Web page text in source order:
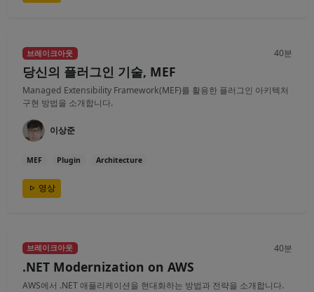
브레이크아웃 40분
당신의 플러그인 기술, MEF
Managed Extensibility Framework(MEF)를 활용한 플러그인 아키텍처
구현 방법을 소개합니다.
이상준
MEF Plugin Architecture
영상
브레이크아웃 40분
.NET Modernization on AWS
AWS에서 .NET 애플리케이션을 현대화하는 방법과 전략을 소개합니다.